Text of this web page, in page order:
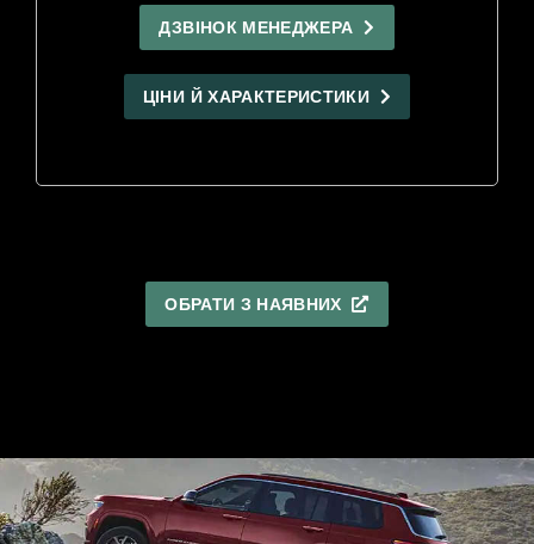
ДЗВІНОК МЕНЕДЖЕРА
ЦІНИ Й ХАРАКТЕРИСТИКИ
ОБРАТИ З НАЯВНИХ